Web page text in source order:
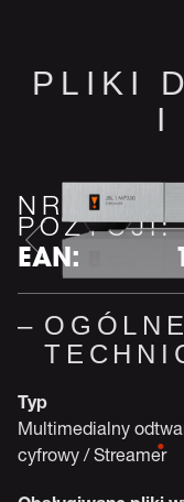
PLIKI
I
NR
POZYCJI:
EAN:
Typ
Multimedialny
cyfrowy / Streamer